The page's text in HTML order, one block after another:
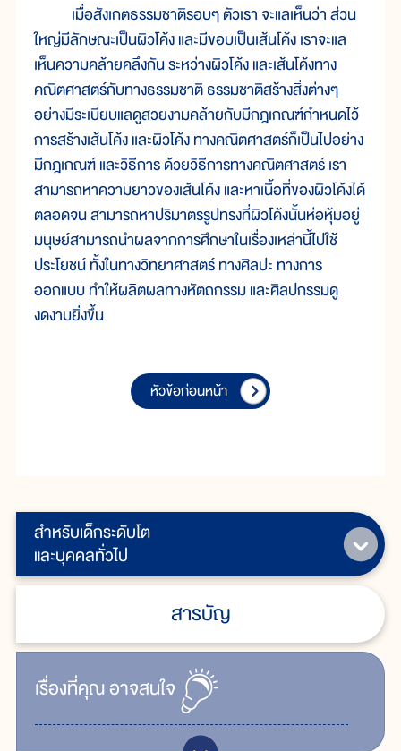
สำหรับเด็กระดับโต
และบุคคลทั่วไป
สารบัญ
เรื่ิองที่คุณอาจสนใจ
เมื่อสังเกตธรรมชาติรอบๆ ตัวเรา จะแลเห็นว่า ส่วน
ใหญ่มีลักษณะเป็นผิวโค้ง และมีขอบเป็นเส้นโค้ง เราจะแล
เห็นความคล้ายคลึงกัน ระหว่างผิวโค้ง และเส้นโค้งทาง
คณิตศาสตร์กับทางธรรมชาติ ธรรมชาติสร้างสิ่งต่างๆ
อย่างมีระเบียบแลดูสวยงามคล้ายกับมีกฎเกณฑ์กำหนดไว้
การสร้างเส้นโค้ง และผิวโค้ง ทางคณิตศาสตร์ก็เป็นไปอย่าง
มีกฎเกณฑ์ และวิธีการ ด้วยวิธีการทางคณิตศาสตร์ เรา
สามารถหาความยาวของเส้นโค้ง และหาเนื้อที่ของผิวโค้งได้
ตลอดจน สามารถหาปริมาตรรูปทรงที่ผิวโค้งนั้นห่อหุ้มอยู่
มนุษย์สามารถนำผลจากการศึกษาในเรื่องเหล่านี้ไปใช้
ประโยชน์ ทั้งในทางวิทยาศาสตร์ ทางศิลปะ ทางการ
ออกแบบ ทำให้ผลิตผลทางหัตถกรรม และศิลปกรรมดู
งดงามยิ่งขึ้น
หัวข้อก่อนหน้า